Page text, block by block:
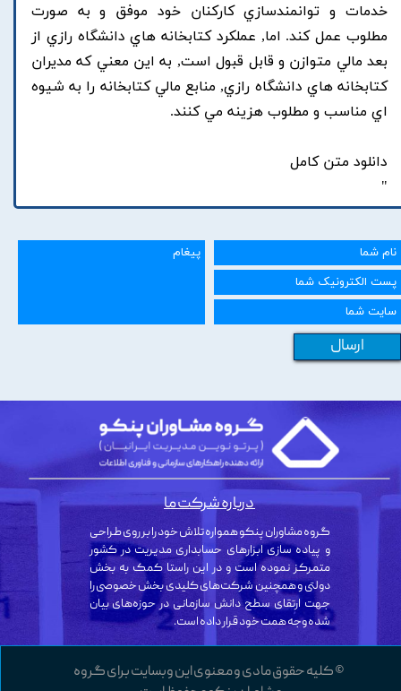
خدمات و توانمندسازي کارکنان خود موفق و به صورت
مطلوب عمل کند. اما, عملکرد کتابخانه هاي دانشگاه رازي از
بعد مالي متوازن و قابل قبول است, به اين معني که مديران
کتابخانه هاي دانشگاه رازي, منابع مالي کتابخانه را به شيوه
اي مناسب و مطلوب هزينه مي کنند.
دانلود متن کامل
"
ارسال
© کلیه حقوق مادی و معنوی این وبسایت برای گروه
گروه مشاوران پنکو همواره تلاش خود را بر روی طراحی
و پیاده سازی ابزارهای حسابداری مدیریت در کشور
متمرکز نموده است و در این راستا کمک به بخش
دولتی و همچنین شرکت‌های کلیدی بخش خصوصی را
جهت ارتقای سطح دانش سازمانی در حوزه‌های بیان
شده وجه همت خود قرار داده است.
درباره شرکت ما